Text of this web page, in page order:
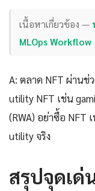
เนื้อหาเกี่ยวข้อง —
MLOps Workflow
A: ตลาด NFT ผ่านช่
utility NFT เช่น
(RWA) อย่าซื้อ NFT
utility จริง
สรุปจุดเด่